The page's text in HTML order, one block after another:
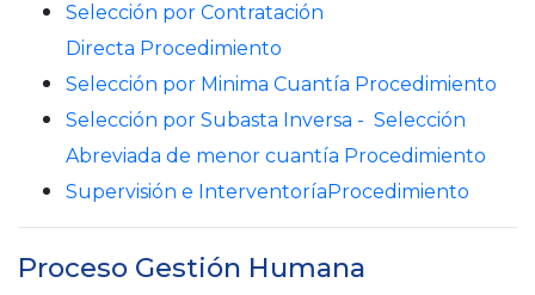
Selección por Contratación
Directa Procedimiento
Selección por Minima Cuantía Procedimiento
Selección por Subasta Inversa - Selección
Abreviada de menor cuantía Procedimiento
Supervisión e InterventoríaProcedimiento
Proceso Gestión Humana